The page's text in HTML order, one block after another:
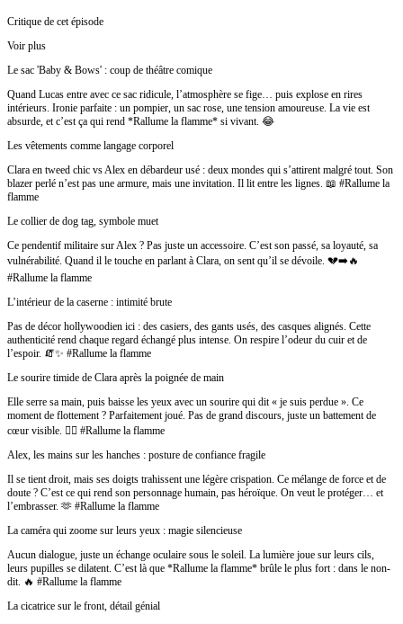
Critique de cet épisode
Voir plus
Le sac 'Baby & Bows' : coup de théâtre comique
Quand Lucas entre avec ce sac ridicule, l’atmosphère se fige… puis explose en rires
intérieurs. Ironie parfaite : un pompier, un sac rose, une tension amoureuse. La vie est
absurde, et c’est ça qui rend *Rallume la flamme* si vivant. 😂
Les vêtements comme langage corporel
Clara en tweed chic vs Alex en débardeur usé : deux mondes qui s’attirent malgré tout. Son
blazer perlé n’est pas une armure, mais une invitation. Il lit entre les lignes. 📖 #Rallume la
flamme
Le collier de dog tag, symbole muet
Ce pendentif militaire sur Alex ? Pas juste un accessoire. C’est son passé, sa loyauté, sa
vulnérabilité. Quand il le touche en parlant à Clara, on sent qu’il se dévoile. 💔➡️🔥
#Rallume la flamme
L’intérieur de la caserne : intimité brute
Pas de décor hollywoodien ici : des casiers, des gants usés, des casques alignés. Cette
authenticité rend chaque regard échangé plus intense. On respire l’odeur du cuir et de
l’espoir. 🧯✨ #Rallume la flamme
Le sourire timide de Clara après la poignée de main
Elle serre sa main, puis baisse les yeux avec un sourire qui dit « je suis perdue ». Ce
moment de flottement ? Parfaitement joué. Pas de grand discours, juste un battement de
cœur visible. ❤️‍🔥 #Rallume la flamme
Alex, les mains sur les hanches : posture de confiance fragile
Il se tient droit, mais ses doigts trahissent une légère crispation. Ce mélange de force et de
doute ? C’est ce qui rend son personnage humain, pas héroïque. On veut le protéger… et
l’embrasser. 🫶 #Rallume la flamme
La caméra qui zoome sur leurs yeux : magie silencieuse
Aucun dialogue, juste un échange oculaire sous le soleil. La lumière joue sur leurs cils,
leurs pupilles se dilatent. C’est là que *Rallume la flamme* brûle le plus fort : dans le non-
dit. 🔥 #Rallume la flamme
La cicatrice sur le front, détail génial